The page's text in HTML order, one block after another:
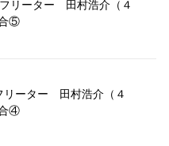
リーター 田村浩介（４
⑤
ーター 田村浩介（４
④